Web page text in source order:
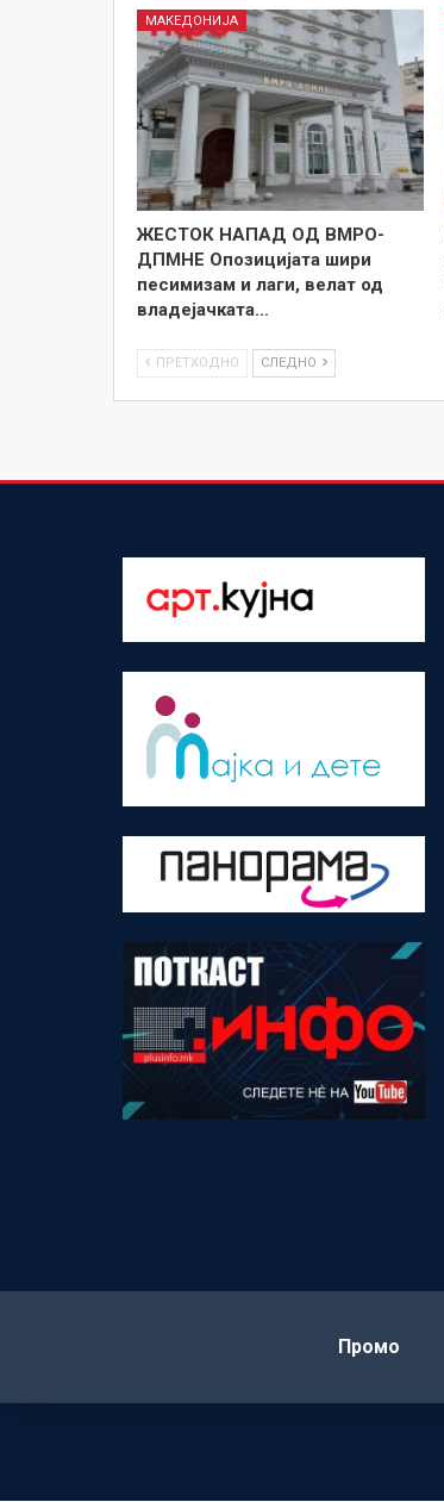
МАКЕДОНИЈА
ЖЕСТОК НАПАД ОД ВМРО-
ДПМНЕ Опозицијата шири
песимизам и лаги, велат од
владејачката…
ПРЕТХОДНО СЛЕДНО
Промо